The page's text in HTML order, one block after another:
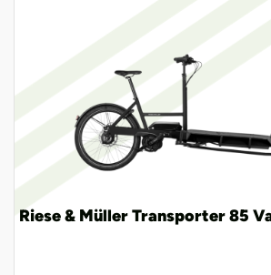
Riese & Müller Transporter 85